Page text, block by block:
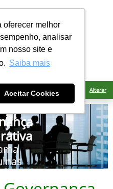
oferecer melhor
analisar
nosso site e
Saiba mais
Aceitar Cookies Alterar
de